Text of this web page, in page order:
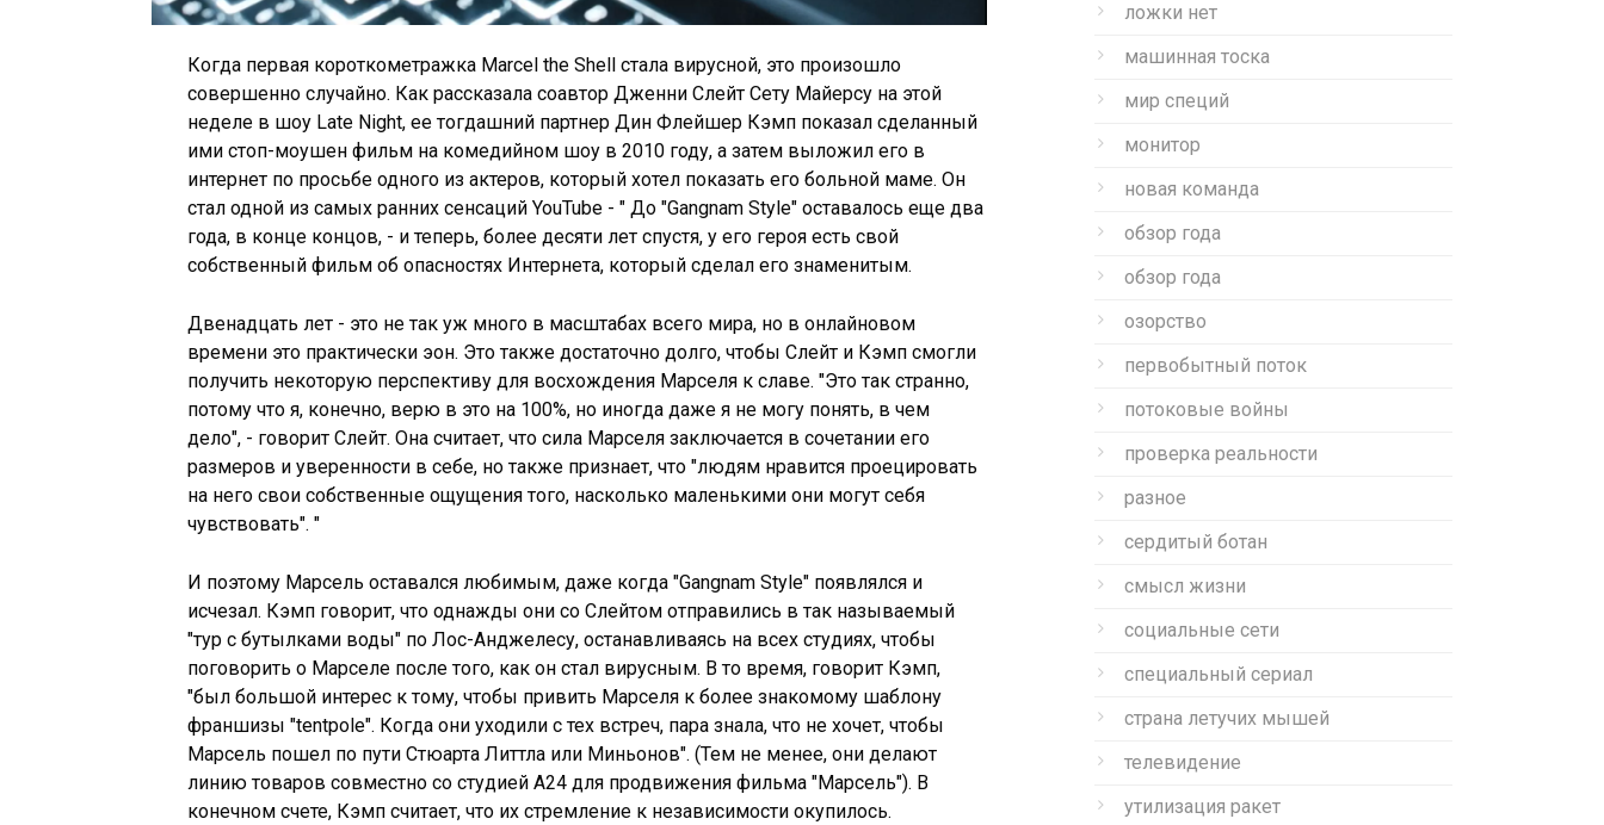
Когда первая короткометражка Marcel the Shell стала вирусной, это произошло
совершенно случайно. Как рассказала соавтор Дженни Слейт Сету Майерсу на этой
неделе в шоу Late Night, ее тогдашний партнер Дин Флейшер Кэмп показал сделанный
ими стоп-моушен фильм на комедийном шоу в 2010 году, а затем выложил его в
интернет по просьбе одного из актеров, который хотел показать его больной маме. Он
стал одной из самых ранних сенсаций YouTube - " До "Gangnam Style" оставалось еще два
года, в конце концов, - и теперь, более десяти лет спустя, у его героя есть свой
собственный фильм об опасностях Интернета, который сделал его знаменитым.
Двенадцать лет - это не так уж много в масштабах всего мира, но в онлайновом
времени это практически эон. Это также достаточно долго, чтобы Слейт и Кэмп смогли
получить некоторую перспективу для восхождения Марселя к славе. "Это так странно,
потому что я, конечно, верю в это на 100%, но иногда даже я не могу понять, в чем
дело", - говорит Слейт. Она считает, что сила Марселя заключается в сочетании его
размеров и уверенности в себе, но также признает, что "людям нравится проецировать
на него свои собственные ощущения того, насколько маленькими они могут себя
чувствовать". "
И поэтому Марсель оставался любимым, даже когда "Gangnam Style" появлялся и
исчезал. Кэмп говорит, что однажды они со Слейтом отправились в так называемый
"тур с бутылками воды" по Лос-Анджелесу, останавливаясь на всех студиях, чтобы
поговорить о Марселе после того, как он стал вирусным. В то время, говорит Кэмп,
"был большой интерес к тому, чтобы привить Марселя к более знакомому шаблону
франшизы "tentpole". Когда они уходили с тех встреч, пара знала, что не хочет, чтобы
Марсель пошел по пути Стюарта Литтла или Миньонов". (Тем не менее, они делают
линию товаров совместно со студией A24 для продвижения фильма "Марсель"). В
конечном счете, Кэмп считает, что их стремление к независимости окупилось.
ложки нет
машинная тоска
мир специй
монитор
новая команда
обзор года
обзор года
озорство
первобытный поток
потоковые войны
проверка реальности
разное
сердитый ботан
смысл жизни
социальные сети
специальный сериал
страна летучих мышей
телевидение
утилизация ракет